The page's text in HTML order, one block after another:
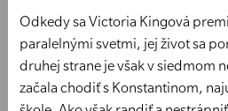
Odkedy sa Victoria Kingová
paralelnými svetmi, jej život sa
druhej strane je však v siedmom
začala chodiť s Konstantinom,